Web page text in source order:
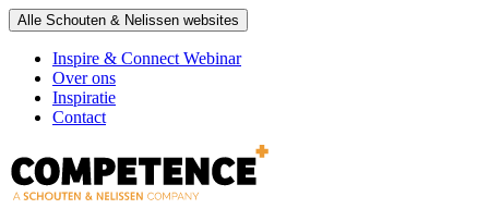
Alle Schouten & Nelissen websites
Inspire & Connect Webinar
Over ons
Inspiratie
Contact